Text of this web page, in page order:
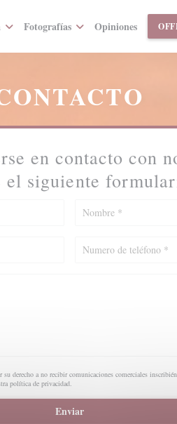
Fotografías Opiniones
en contacto con
el siguiente
derecho a no recibir comunicaciones comerciales
política de privacidad.